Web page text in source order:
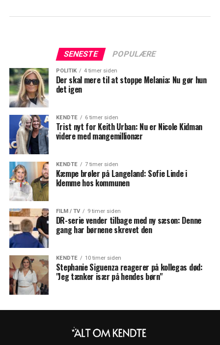
SENESTE POPULÆRE
POLITIK 4 timer siden
Der skal mere til at stoppe Melania: Nu gør hun
det igen
KENDTE 6 timer siden
Trist nyt for Keith Urban: Nu er Nicole Kidman
videre med mangemillionær
KENDTE 7 timer siden
Kæmpe brøler på Langeland: Sofie Linde i
klemme hos kommunen
FILM / TV 9 timer siden
DR-serie vender tilbage med ny sæson: Denne
gang har børnene skrevet den
KENDTE 10 timer siden
Stephanie Siguenza reagerer på kollegas død:
"Jeg tænker især på hendes børn"